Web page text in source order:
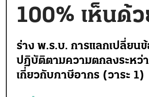
100% เห็นด้
ร่าง พ.ร.บ. การแลกเปลี่ยน
ปฏิบัติตามความตกลงระหว่า
เกี่ยวกับภาษีอากร (วาระ 1)